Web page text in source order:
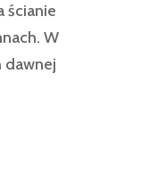
ścianie
W
dawnej